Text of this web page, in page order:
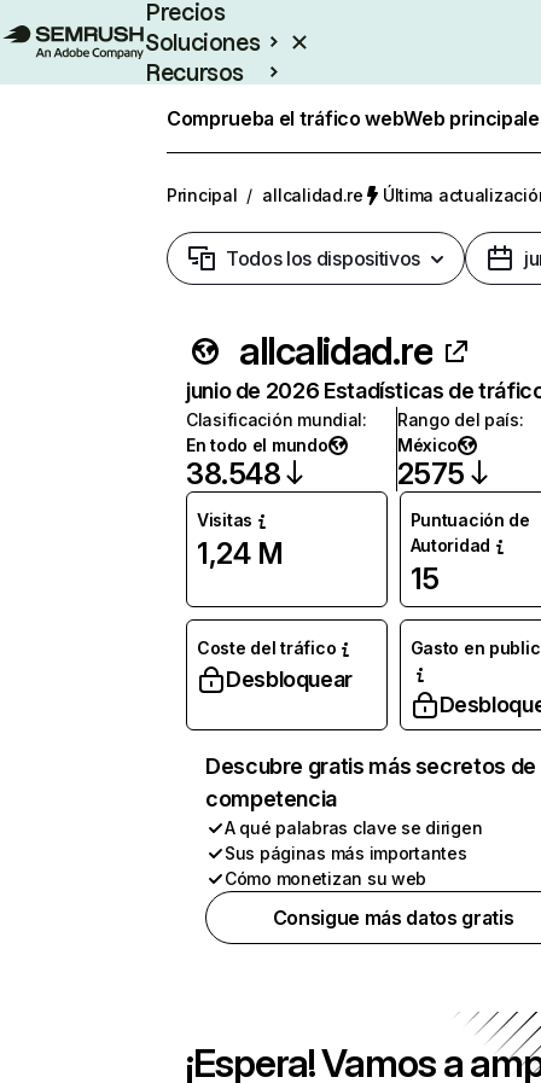
Precios
Soluciones
Recursos
Comprueba el tráfico webWeb
Principal / allcalidad.re Última
Todos los dispositivos
allcalidad.re
junio de 2026 Estadísticas de
Clasificación mundial:
En todo el mundo
38.548
Rango del país:
México
2575
Visitas
1,24 M
Puntuación de
Autoridad
15
Coste del tráfico
Desbloquear
Gasto en
Descubre gratis más secretos de
competencia
A qué palabras clave se dirigen
Sus páginas más importantes
Cómo monetizan su web
Consigue más datos gratis
¡Espera! Vamos a